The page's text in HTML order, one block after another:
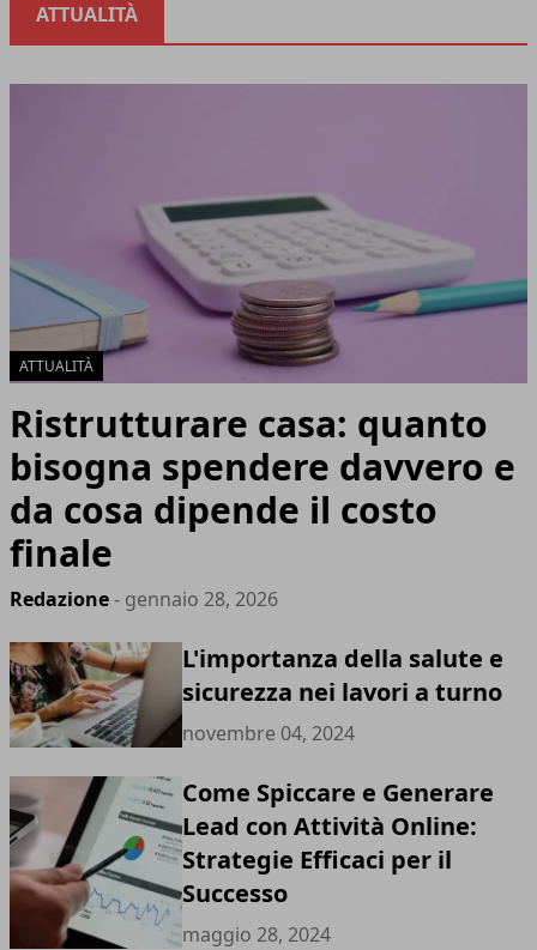
ATTUALITÀ
ATTUALITÀ
Ristrutturare casa: quanto
bisogna spendere davvero e
da cosa dipende il costo
finale
Redazione- gennaio 28, 2026
L'importanza della salute e
sicurezza nei lavori a turno
novembre 04, 2024
Come Spiccare e Generare
Lead con Attività Online:
Strategie Efficaci per il
Successo
maggio 28, 2024